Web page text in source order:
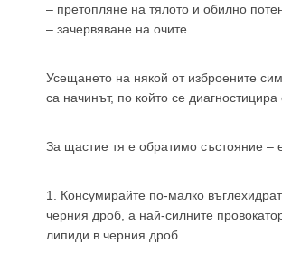
– претопляне на тялото и обилно
– зачервяване на очите
Усещането на някой от изброените
са начинът, по който се диагностицира
За щастие тя е обратимо състояние –
1. Консумирайте по-малко
черния дроб, а най-силните
липиди в черния дроб.